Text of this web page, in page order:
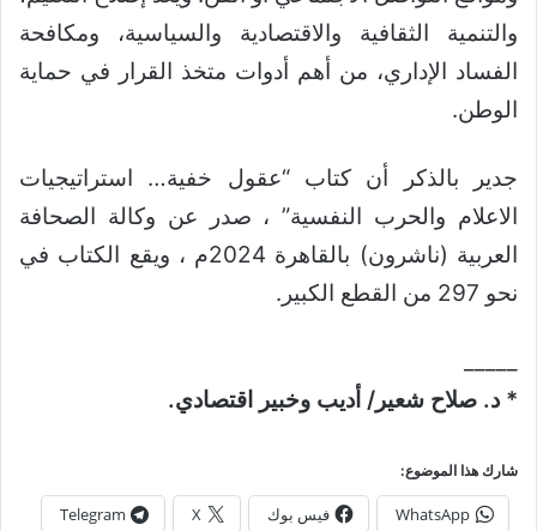
والتنمية الثقافية والاقتصادية والسياسية، ومكافحة
الفساد الإداري، من أهم أدوات متخذ القرار في حماية
الوطن.
جدير بالذكر أن كتاب “عقول خفية… استراتيجيات
الاعلام والحرب النفسية” ، صدر عن وكالة الصحافة
العربية (ناشرون) بالقاهرة 2024م ، ويقع الكتاب في
نحو 297 من القطع الكبير.
* د. صلاح شعير/ أديب وخبير اقتصادي.
شارك هذا الموضوع:
WhatsApp فيس بوك X
Telegram